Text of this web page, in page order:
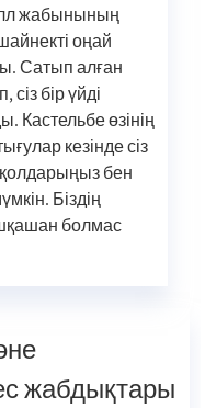
жабынының
оңай
Сатып алған
сіз бір үйді
Кастельбе өзінің
кезінде сіз
бен
Біздің
болмас
жабдықтары